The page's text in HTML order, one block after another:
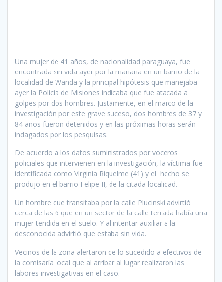
Una mujer de 41 años, de nacionalidad paraguaya, fue
encontrada sin vida ayer por la mañana en un barrio de la
localidad de Wanda y la principal hipótesis que manejaba
ayer la Policía de Misiones indicaba que fue atacada a
golpes por dos hombres. Justamente, en el marco de la
investigación por este grave suceso, dos hombres de 37 y
84 años fueron detenidos y en las próximas horas serán
indagados por los pesquisas.
De acuerdo a los datos suministrados por voceros
policiales que intervienen en la investigación, la víctima fue
identificada como Virginia Riquelme (41) y el hecho se
produjo en el barrio Felipe II, de la citada localidad.
Un hombre que transitaba por la calle Plucinski advirtió
cerca de las 6 que en un sector de la calle terrada había una
mujer tendida en el suelo. Y al intentar auxiliar a la
desconocida advirtió que estaba sin vida.
Vecinos de la zona alertaron de lo sucedido a efectivos de
la comisaría local que al arribar al lugar realizaron las
labores investigativas en el caso.